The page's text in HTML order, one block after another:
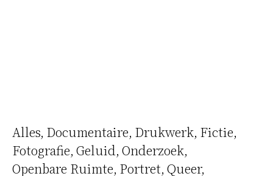
Alles Documentaire Drukwerk Fictie
Fotografie Geluid Onderzoek
Openbare Ruimte Portret Queer